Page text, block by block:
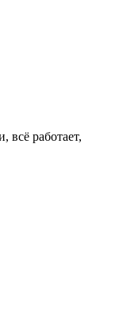
всё работает,